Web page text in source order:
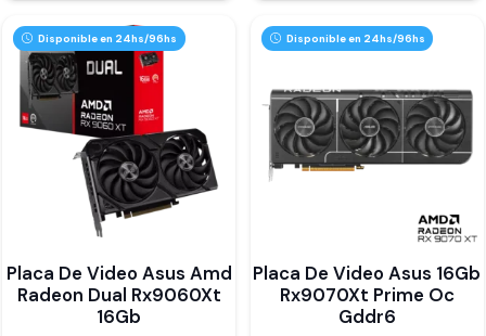
Disponible en 24hs/96hs
Placa De Video Asus Amd
Radeon Dual Rx9060Xt
16Gb
Disponible en 24hs/96hs
Placa De Video Asus 16Gb
Rx9070Xt Prime Oc
Gddr6